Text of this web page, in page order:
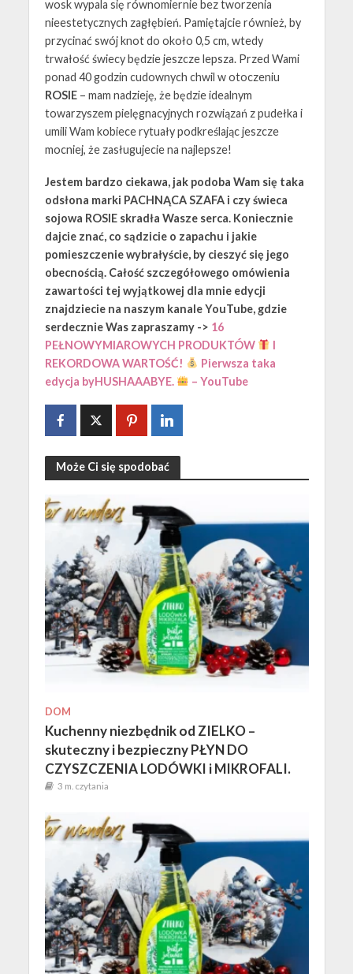
wosk wypala się równomiernie bez tworzenia
nieestetycznych zagłębień. Pamiętajcie również, by
przycinać swój knot do około 0,5 cm, wtedy
trwałość świecy będzie jeszcze lepsza. Przed Wami
ponad 40 godzin cudownych chwil w otoczeniu
ROSIE– mam nadzieję, że będzie idealnym
towarzyszem pielęgnacyjnych rozwiązań z pudełka i
umili Wam kobiece rytuały podkreślając jeszcze
mocniej, że zasługujecie na najlepsze!
Jestem bardzo ciekawa, jak podoba Wam się taka
odsłona marki PACHNĄCA SZAFA i czy świeca
sojowa ROSIE skradła Wasze serca. Koniecznie
dajcie znać, co sądzicie o zapachu i jakie
pomieszczenie wybrałyście, by cieszyć się jego
obecnością. Całość szczegółowego omówienia
zawartości tej wyjątkowej dla mnie edycji
znajdziecie na naszym kanale YouTube, gdzie
serdecznie Was zapraszamy -> 16
PEŁNOWYMIAROWYCH PRODUKTÓW
I
REKORDOWA WARTOŚĆ!
Pierwsza taka
edycja byHUSHAAABYE.
– YouTube
Może Ci się spodobać
DOM
Kuchenny niezbędnik od ZIELKO –
skuteczny i bezpieczny PŁYN DO
CZYSZCZENIA LODÓWKI i MIKROFALI.
3 m. czytania